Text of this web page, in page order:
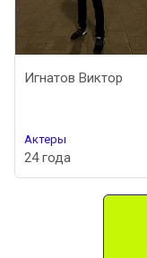
Игнатов Виктор
Актеры
24 года